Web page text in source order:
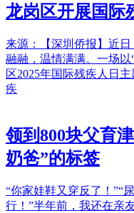
龙岗区开展国际
来源：【深圳侨报】近
融融，温情满满。一场以
区2025年国际残疾人日
疾
领到800块父育
奶爸”的标签
“你家娃鞋又穿反了！”“
行！”半年前，我还在亲